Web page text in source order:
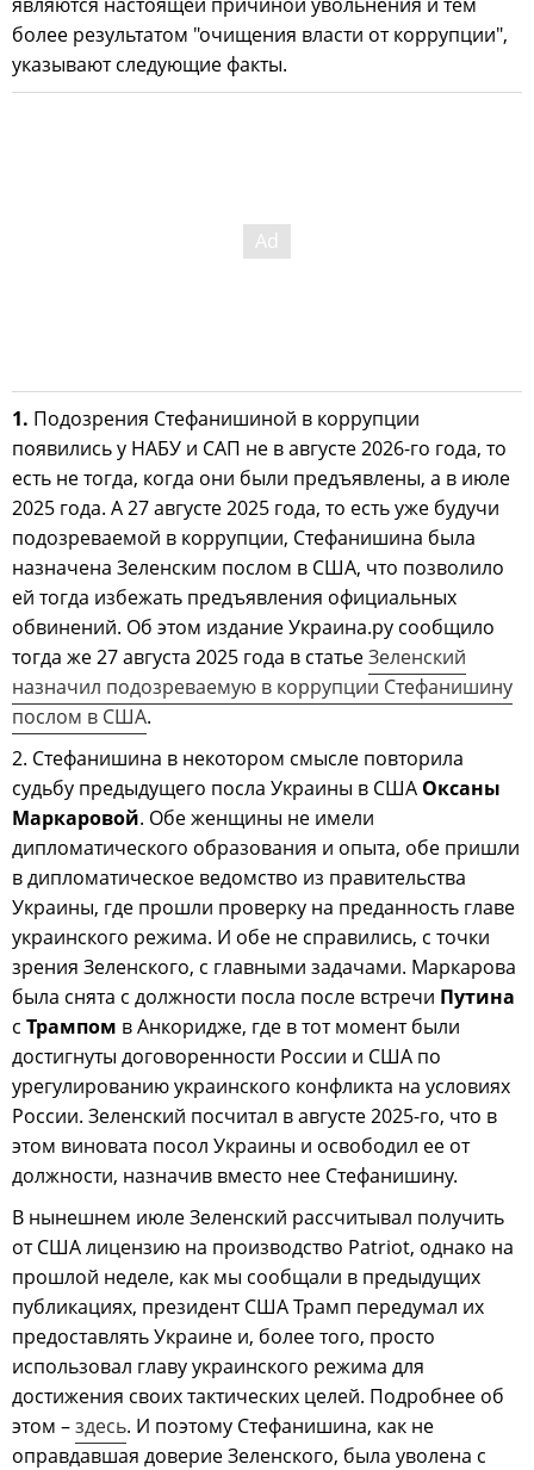
более результатом "очищения власти от коррупции",
указывают следующие факты.
1. Подозрения Стефанишиной в коррупции
появились у НАБУ и САП не в августе 2026-го года, то
есть не тогда, когда они были предъявлены, а в июле
2025 года. А 27 августе 2025 года, то есть уже будучи
подозреваемой в коррупции, Стефанишина была
назначена Зеленским послом в США, что позволило
ей тогда избежать предъявления официальных
обвинений. Об этом издание Украина.ру сообщило
тогда же 27 августа 2025 года в статьеЗеленский
назначил подозреваемую в коррупции Стефанишину
послом в США.
2. Стефанишина в некотором смысле повторила
судьбу предыдущего посла Украины в США Оксаны
Маркаровой. Обе женщины не имели
дипломатического образования и опыта, обе пришли
в дипломатическое ведомство из правительства
Украины, где прошли проверку на преданность главе
украинского режима. И обе не справились, с точки
зрения Зеленского, с главными задачами. Маркарова
была снята с должности посла после встречи Путина
с Трампом в Анкоридже, где в тот момент были
достигнуты договоренности России и США по
урегулированию украинского конфликта на условиях
России. Зеленский посчитал в августе 2025-го, что в
этом виновата посол Украины и освободил ее от
должности, назначив вместо нее Стефанишину.
В нынешнем июле Зеленский рассчитывал получить
от США лицензию на производство Patriot, однако на
прошлой неделе, как мы сообщали в предыдущих
публикациях, президент США Трамп передумал их
предоставлять Украине и, более того, просто
использовал главу украинского режима для
достижения своих тактических целей. Подробнее об
этом –здесь. И поэтому Стефанишина, как не
оправдавшая доверие Зеленского, была уволена с